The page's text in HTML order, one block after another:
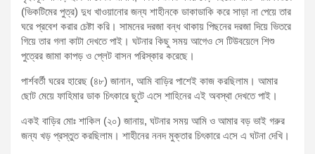
(ভিকটিমের পুত্র) দুধ খাওয়ানোর জন্য শাহীনকে ডাকাডাকি করে সাড়া না পেয়ে তার
ঘরে প্রবেশ করার চেষ্টা করি। সামনের দরজা বন্ধ থাকায় পিছনের দরজা দিয়ে ভিতরে
গিয়ে তার গলা কাটা দেখতে পাই। ঘটনার কিছু সময় আগেও সে টিউবয়েলে শিশু
পুত্রের জামা কাপড় ও প্লেট বাসন পরিস্কার করেছে।
পার্শবর্তী ঘরের হারেছ (৪৮) জানান, আমি বাড়ির পাশেই কাজ করছিলাম। আমার
ছোট মেয়ে ফাহিমার ডাক চিৎকারে ছুটে এসে শাহিনের এই অবস্থা দেখতে পাই।
একই বাড়ির মোঃ শাকিল (২০) জানায়, ঘটনার সময় আমি ও আমার বড় ভাই গরুর
জন্য খড় প্রস্তুত করছিলাম। শাহীনের ননদ মুক্তার চিৎকারে এসে এ ঘটনা দেখি।